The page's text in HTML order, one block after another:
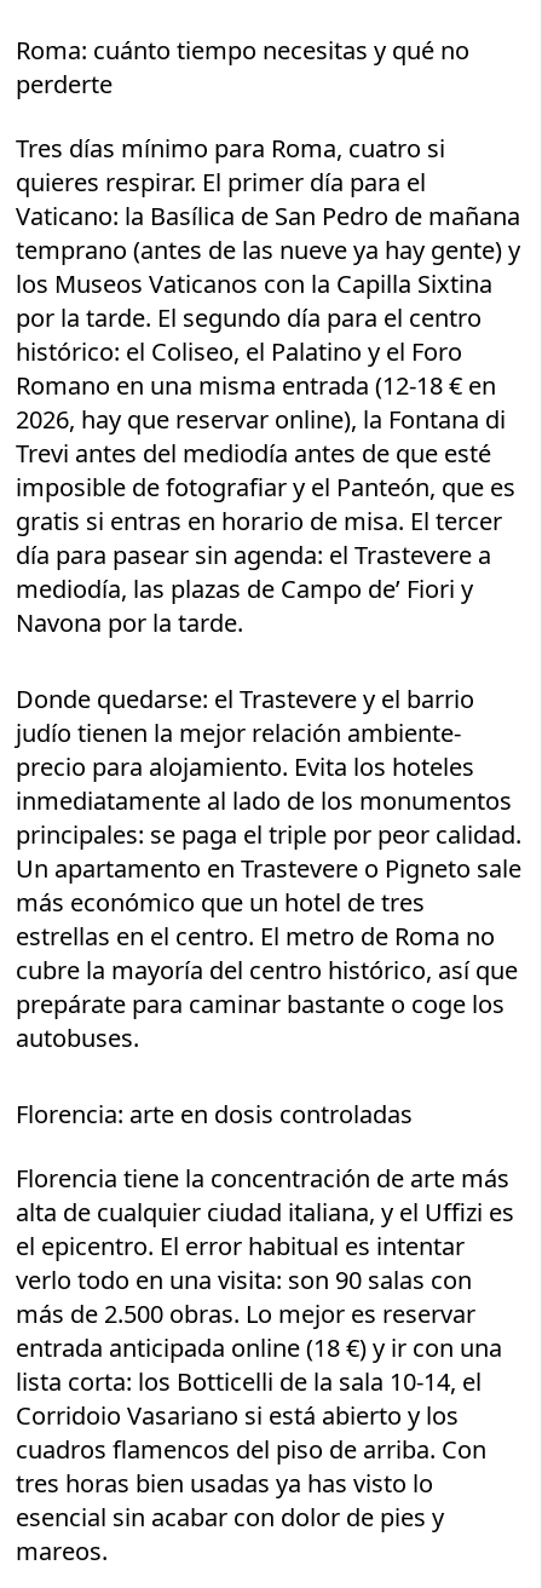
Roma: cuánto tiempo necesitas y qué no
perderte
Tres días mínimo para Roma, cuatro si
quieres respirar. El primer día para el
Vaticano: la Basílica de San Pedro de mañana
temprano (antes de las nueve ya hay gente) y
los Museos Vaticanos con la Capilla Sixtina
por la tarde. El segundo día para el centro
histórico: el Coliseo, el Palatino y el Foro
Romano en una misma entrada (12-18 € en
2026, hay que reservar online), la Fontana di
Trevi antes del mediodía antes de que esté
imposible de fotografiar y el Panteón, que es
gratis si entras en horario de misa. El tercer
día para pasear sin agenda: el Trastevere a
mediodía, las plazas de Campo de’ Fiori y
Navona por la tarde.
Donde quedarse: el Trastevere y el barrio
judío tienen la mejor relación ambiente-
precio para alojamiento. Evita los hoteles
inmediatamente al lado de los monumentos
principales: se paga el triple por peor calidad.
Un apartamento en Trastevere o Pigneto sale
más económico que un hotel de tres
estrellas en el centro. El metro de Roma no
cubre la mayoría del centro histórico, así que
prepárate para caminar bastante o coge los
autobuses.
Florencia: arte en dosis controladas
Florencia tiene la concentración de arte más
alta de cualquier ciudad italiana, y el Uffizi es
el epicentro. El error habitual es intentar
verlo todo en una visita: son 90 salas con
más de 2.500 obras. Lo mejor es reservar
entrada anticipada online (18 €) y ir con una
lista corta: los Botticelli de la sala 10-14, el
Corridoio Vasariano si está abierto y los
cuadros flamencos del piso de arriba. Con
tres horas bien usadas ya has visto lo
esencial sin acabar con dolor de pies y
mareos.